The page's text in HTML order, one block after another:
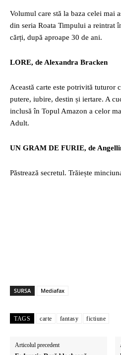
Volumul care stă la baza celei mai
din seria Roata Timpului a reintrat
cărți, după aproape 30 de ani.
LORE, de Alexandra Bracken
Această carte este potrivită tuturor
putere, iubire, destin și iertare. A
inclusă în Topul Amazon a celor
Adult.
UN GRAM DE FURIE, de
Păstrează secretul. Trăiește
SURSA Mediafax
TAGS carte fantasy fictiune
Articolul precedent